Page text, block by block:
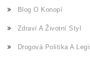
Blog O Konopí
Zdraví A Životní Styl
Drogová Politika A